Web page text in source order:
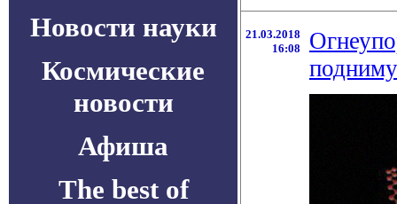
Новости науки
Космические
новости
Афиша
The best of
21.03.2018
16:08